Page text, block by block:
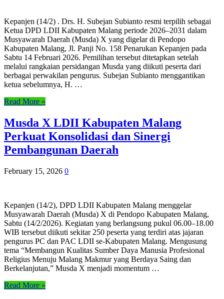
Kepanjen (14/2) . Drs. H. Subejan Subianto resmi terpilih sebagai
Ketua DPD LDII Kabupaten Malang periode 2026–2031 dalam
Musyawarah Daerah (Musda) X yang digelar di Pendopo
Kabupaten Malang, Jl. Panji No. 158 Penarukan Kepanjen pada
Sabtu 14 Februari 2026. Pemilihan tersebut ditetapkan setelah
melalui rangkaian persidangan Musda yang diikuti peserta dari
berbagai perwakilan pengurus. Subejan Subianto menggantikan
ketua sebelumnya, H. …
Read More »
Musda X LDII Kabupaten Malang
Perkuat Konsolidasi dan Sinergi
Pembangunan Daerah
February 15, 2026 0
Kepanjen (14/2), DPD LDII Kabupaten Malang menggelar
Musyawarah Daerah (Musda) X di Pendopo Kabupaten Malang,
Sabtu (14/2/2026). Kegiatan yang berlangsung pukul 06.00–18.00
WIB tersebut diikuti sekitar 250 peserta yang terdiri atas jajaran
pengurus PC dan PAC LDII se-Kabupaten Malang. Mengusung
tema “Membangun Kualitas Sumber Daya Manusia Profesional
Religius Menuju Malang Makmur yang Berdaya Saing dan
Berkelanjutan,” Musda X menjadi momentum …
Read More »